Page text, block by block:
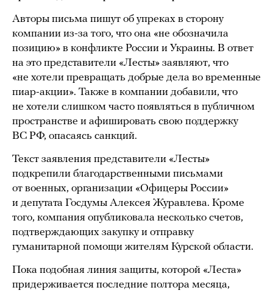
Авторы письма пишут об упреках в сторону
компании из-за того, что она «не обозначила
позицию» в конфликте России и Украины. В ответ
на это представители «Лесты» заявляют, что
«не хотели превращать добрые дела во временные
пиар-акции». Также в компании добавили, что
не хотели слишком часто появляться в публичном
пространстве и афишировать свою поддержку
ВС РФ, опасаясь санкций.
Текст заявления представители «Лесты»
подкрепили благодарственными письмами
от военных, организации «Офицеры России»
и депутата Госдумы Алексея Журавлева. Кроме
того, компания опубликовала несколько счетов,
подтверждающих закупку и отправку
гуманитарной помощи жителям Курской области.
Пока подобная линия защиты, которой «Леста»
придерживается последние полтора месяца,